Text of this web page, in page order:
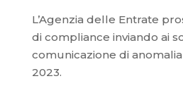
L’Agenzia delle Entrate
di compliance inviando ai
comunicazione di
2023.